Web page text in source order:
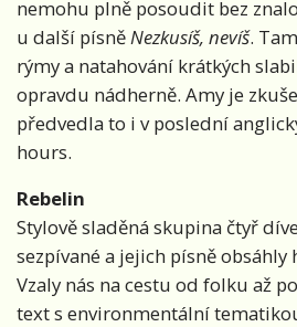
nemohu plně posoudit bez
u další písně Nezkusíš, nevíš.
rýmy a natahování krátkých
opravdu nádherně. Amy je
předvedla to i v poslední
hours.
Rebelin
Stylově sladěná skupina čtyř
sezpívané a jejich písně
Vzaly nás na cestu od folku až
text s environmentální